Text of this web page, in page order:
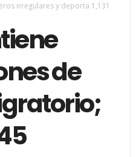
irregulares y deporta 1,131
de